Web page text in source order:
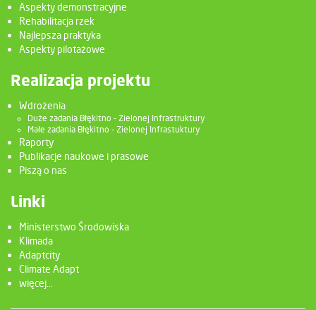
Aspekty demonstracyjne
Rehabilitacja rzek
Najlepsza praktyka
Aspekty pilotażowe
Realizacja projektu
Wdrożenia
Duże zadania Błękitno - Zielonej Infrastruktury
Małe zadania Błękitno - Zielonej Infrastuktury
Raporty
Publikacje naukowe i prasowe
Piszą o nas
Linki
Ministerstwo Środowiska
Klimada
Adaptcity
Climate Adapt
więcej...